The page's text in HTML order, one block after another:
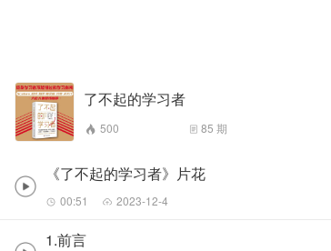
了不起的学习者
500 85 期
《了不起的学习者》片花
00:51 2023-12-4
1.前言